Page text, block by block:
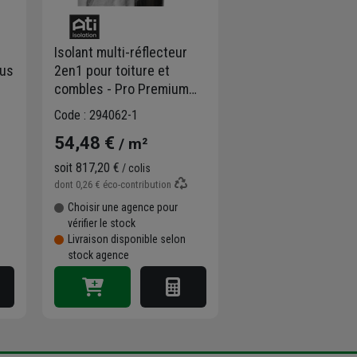
Isolant multi-réflecteur
2en1 pour toiture et
combles - Pro Premium
étanche + Pro Lin
1,50 M x 10,00 M
Code : 294062-1
54,48 € / m²
soit817,20 € / colis
dont 0,26 € éco-contribution
Choisir une agence pour
vérifier le stock
Livraison disponible selon
stock agence